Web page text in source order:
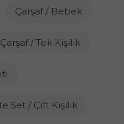
Çarşaf / Bebek
Çarşaf / Tek Kişilik
Set / Çift Kişilik